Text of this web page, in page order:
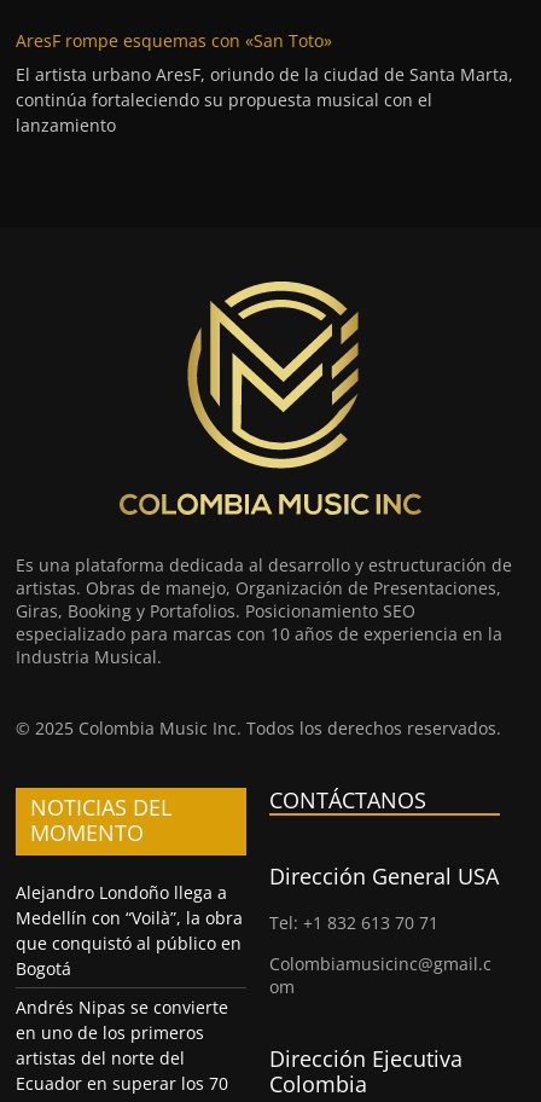
AresF rompe esquemas con «San Toto»
El artista urbano AresF, oriundo de la ciudad de Santa Marta,
continúa fortaleciendo su propuesta musical con el
lanzamiento
Es una plataforma dedicada al desarrollo y estructuración de
artistas. Obras de manejo, Organización de Presentaciones,
Giras, Booking y Portafolios. Posicionamiento SEO
especializado para marcas con 10 años de experiencia en la
Industria Musical.
© 2025 Colombia Music Inc. Todos los derechos reservados.
NOTICIAS DEL
MOMENTO
Alejandro Londoño llega a
Medellín con “Voilà”, la obra
que conquistó al público en
Bogotá
Andrés Nipas se convierte
en uno de los primeros
artistas del norte del
Ecuador en superar los 70
CONTÁCTANOS
Dirección General USA
Tel: +1 832 613 70 71
Colombiamusicinc@gmail.c
om
Dirección Ejecutiva
Colombia